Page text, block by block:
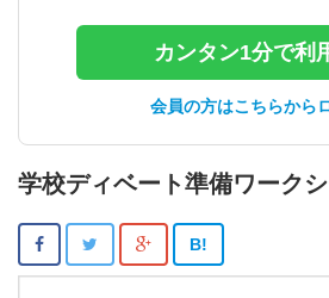
カンタン1分で利
会員の方はこちらから
学校ディベート準備ワークシ
B!